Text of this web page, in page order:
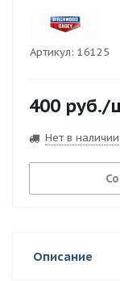
Артикул: 16125
400 руб./
Нет в наличии
Описание